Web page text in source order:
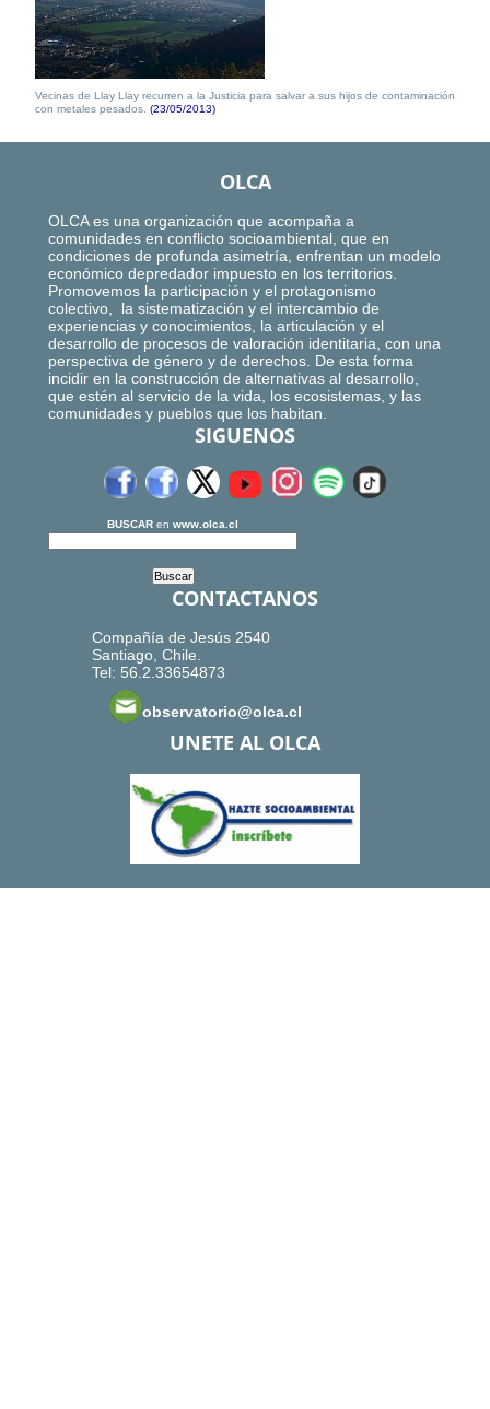
Vecinas de Llay Llay recurren a la Justicia para salvar a sus hijos de contaminación
con metales pesados. (23/05/2013)
OLCA
OLCA es una organización que acompaña a
comunidades en conflicto socioambiental, que en
condiciones de profunda asimetría, enfrentan un modelo
económico depredador impuesto en los territorios.
Promovemos la participación y el protagonismo
colectivo, la sistematización y el intercambio de
experiencias y conocimientos, la articulación y el
desarrollo de procesos de valoración identitaria, con una
perspectiva de género y de derechos. De esta forma
incidir en la construcción de alternativas al desarrollo,
que estén al servicio de la vida, los ecosistemas, y las
comunidades y pueblos que los habitan.
SIGUENOS
BUSCAR en www.olca.cl
CONTACTANOS
Compañía de Jesús 2540
Santiago, Chile.
Tel: 56.2.33654873
observatorio@olca.cl
UNETE AL OLCA